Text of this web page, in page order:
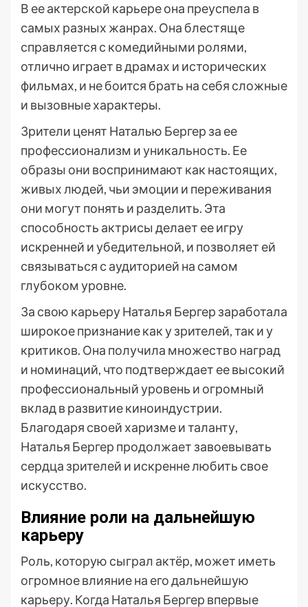
В ее актерской карьере она преуспела в
самых разных жанрах. Она блестяще
справляется с комедийными ролями,
отлично играет в драмах и исторических
фильмах, и не боится брать на себя сложные
и вызовные характеры.
Зрители ценят Наталью Бергер за ее
профессионализм и уникальность. Ее
образы они воспринимают как настоящих,
живых людей, чьи эмоции и переживания
они могут понять и разделить. Эта
способность актрисы делает ее игру
искренней и убедительной, и позволяет ей
связываться с аудиторией на самом
глубоком уровне.
За свою карьеру Наталья Бергер заработала
широкое признание как у зрителей, так и у
критиков. Она получила множество наград
и номинаций, что подтверждает ее высокий
профессиональный уровень и огромный
вклад в развитие киноиндустрии.
Благодаря своей харизме и таланту,
Наталья Бергер продолжает завоевывать
сердца зрителей и искренне любить свое
искусство.
Влияние роли на дальнейшую
карьеру
Роль, которую сыграл актёр, может иметь
огромное влияние на его дальнейшую
карьеру. Когда Наталья Бергер впервые